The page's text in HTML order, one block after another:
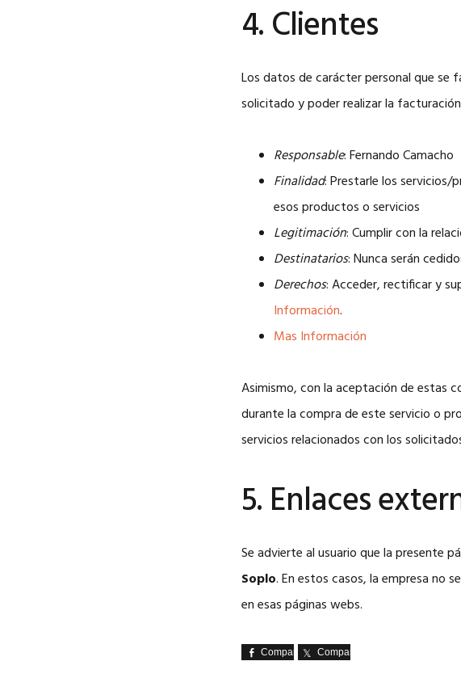
4. Clientes
Los datos de carácter personal que se
solicitado y poder realizar la
Responsable: Fernando Camacho
Finalidad: Prestarle los
esos productos o servicios
Legitimación: Cumplir con la
Destinatarios: Nunca serán
Derechos: Acceder, rectificar y
Información.
Mas Información
Asimismo, con la aceptación de estas
durante la compra de este servicio o
servicios relacionados con los
5. Enlaces
Se advierte al usuario que la presente
Soplo. En estos casos, la empresa no
en esas páginas webs.
Comparte Comparte